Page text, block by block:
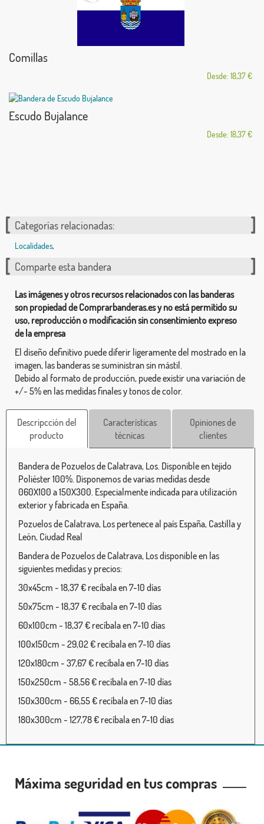
Comillas
Desde: 18,37 €
Escudo Bujalance
Desde: 18,37 €
Categorías relacionadas:
Localidades,
Comparte esta bandera
Las imágenes y otros recursos relacionados con las banderas
son propiedad de Comprarbanderas.es y no está permitido su
uso, reproducción o modificación sin consentimiento expreso
de la empresa
El diseño definitivo puede diferir ligeramente del mostrado en la
imagen, las banderas se suministran sin mástil.
Debido al formato de producción, puede existir una variación de
+/- 5% en las medidas finales y tonos de color.
Descripcción del
producto
Características
técnicas
Opiniones de
clientes
Bandera de Pozuelos de Calatrava, Los. Disponible en tejido
Poliéster 100%. Disponemos de varias medidas desde
060X100 a 150X300. Especialmente indicada para utilización
exterior y fabricada en España.
Pozuelos de Calatrava, Los pertenece al país España, Castilla y
León, Ciudad Real
Bandera de Pozuelos de Calatrava, Los disponible en las
siguientes medidas y precios:
30x45cm - 18,37 € recíbala en 7-10 días
50x75cm - 18,37 € recíbala en 7-10 días
60x100cm - 18,37 € recíbala en 7-10 días
100x150cm - 29,02 € recíbala en 7-10 días
120x180cm - 37,67 € recíbala en 7-10 días
150x250cm - 58,56 € recíbala en 7-10 días
150x300cm - 66,55 € recíbala en 7-10 días
180x300cm - 127,78 € recíbala en 7-10 días
Máxima seguridad en tus compras